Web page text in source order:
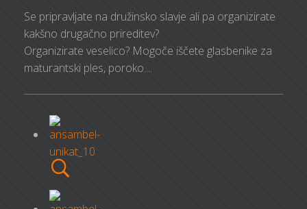
Se pripravljate na družinsko slavje ali pa organizirate
kakšno drugačno prireditev?
Organizirate veselico? Mogoče iščete glasbenike za
maturantski ples, poroko....